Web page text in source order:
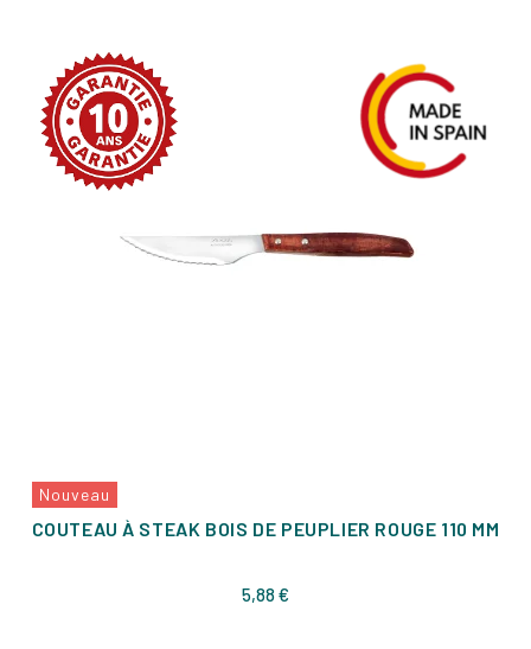
Nouveau
COUTEAU À STEAK BOIS DE PEUPLIER ROUGE 110 MM
5,88 €